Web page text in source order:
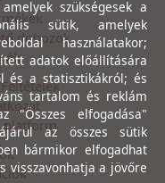
dobozok
platform
szükségesek a
sütik, amelyek
használatakor;
adatok előállítására
és a statisztikákról; és
tartalom és reklám
"Összes elfogadása"
az összes sütik
bármikor elfogadhat
visszavonhatja a jövőre